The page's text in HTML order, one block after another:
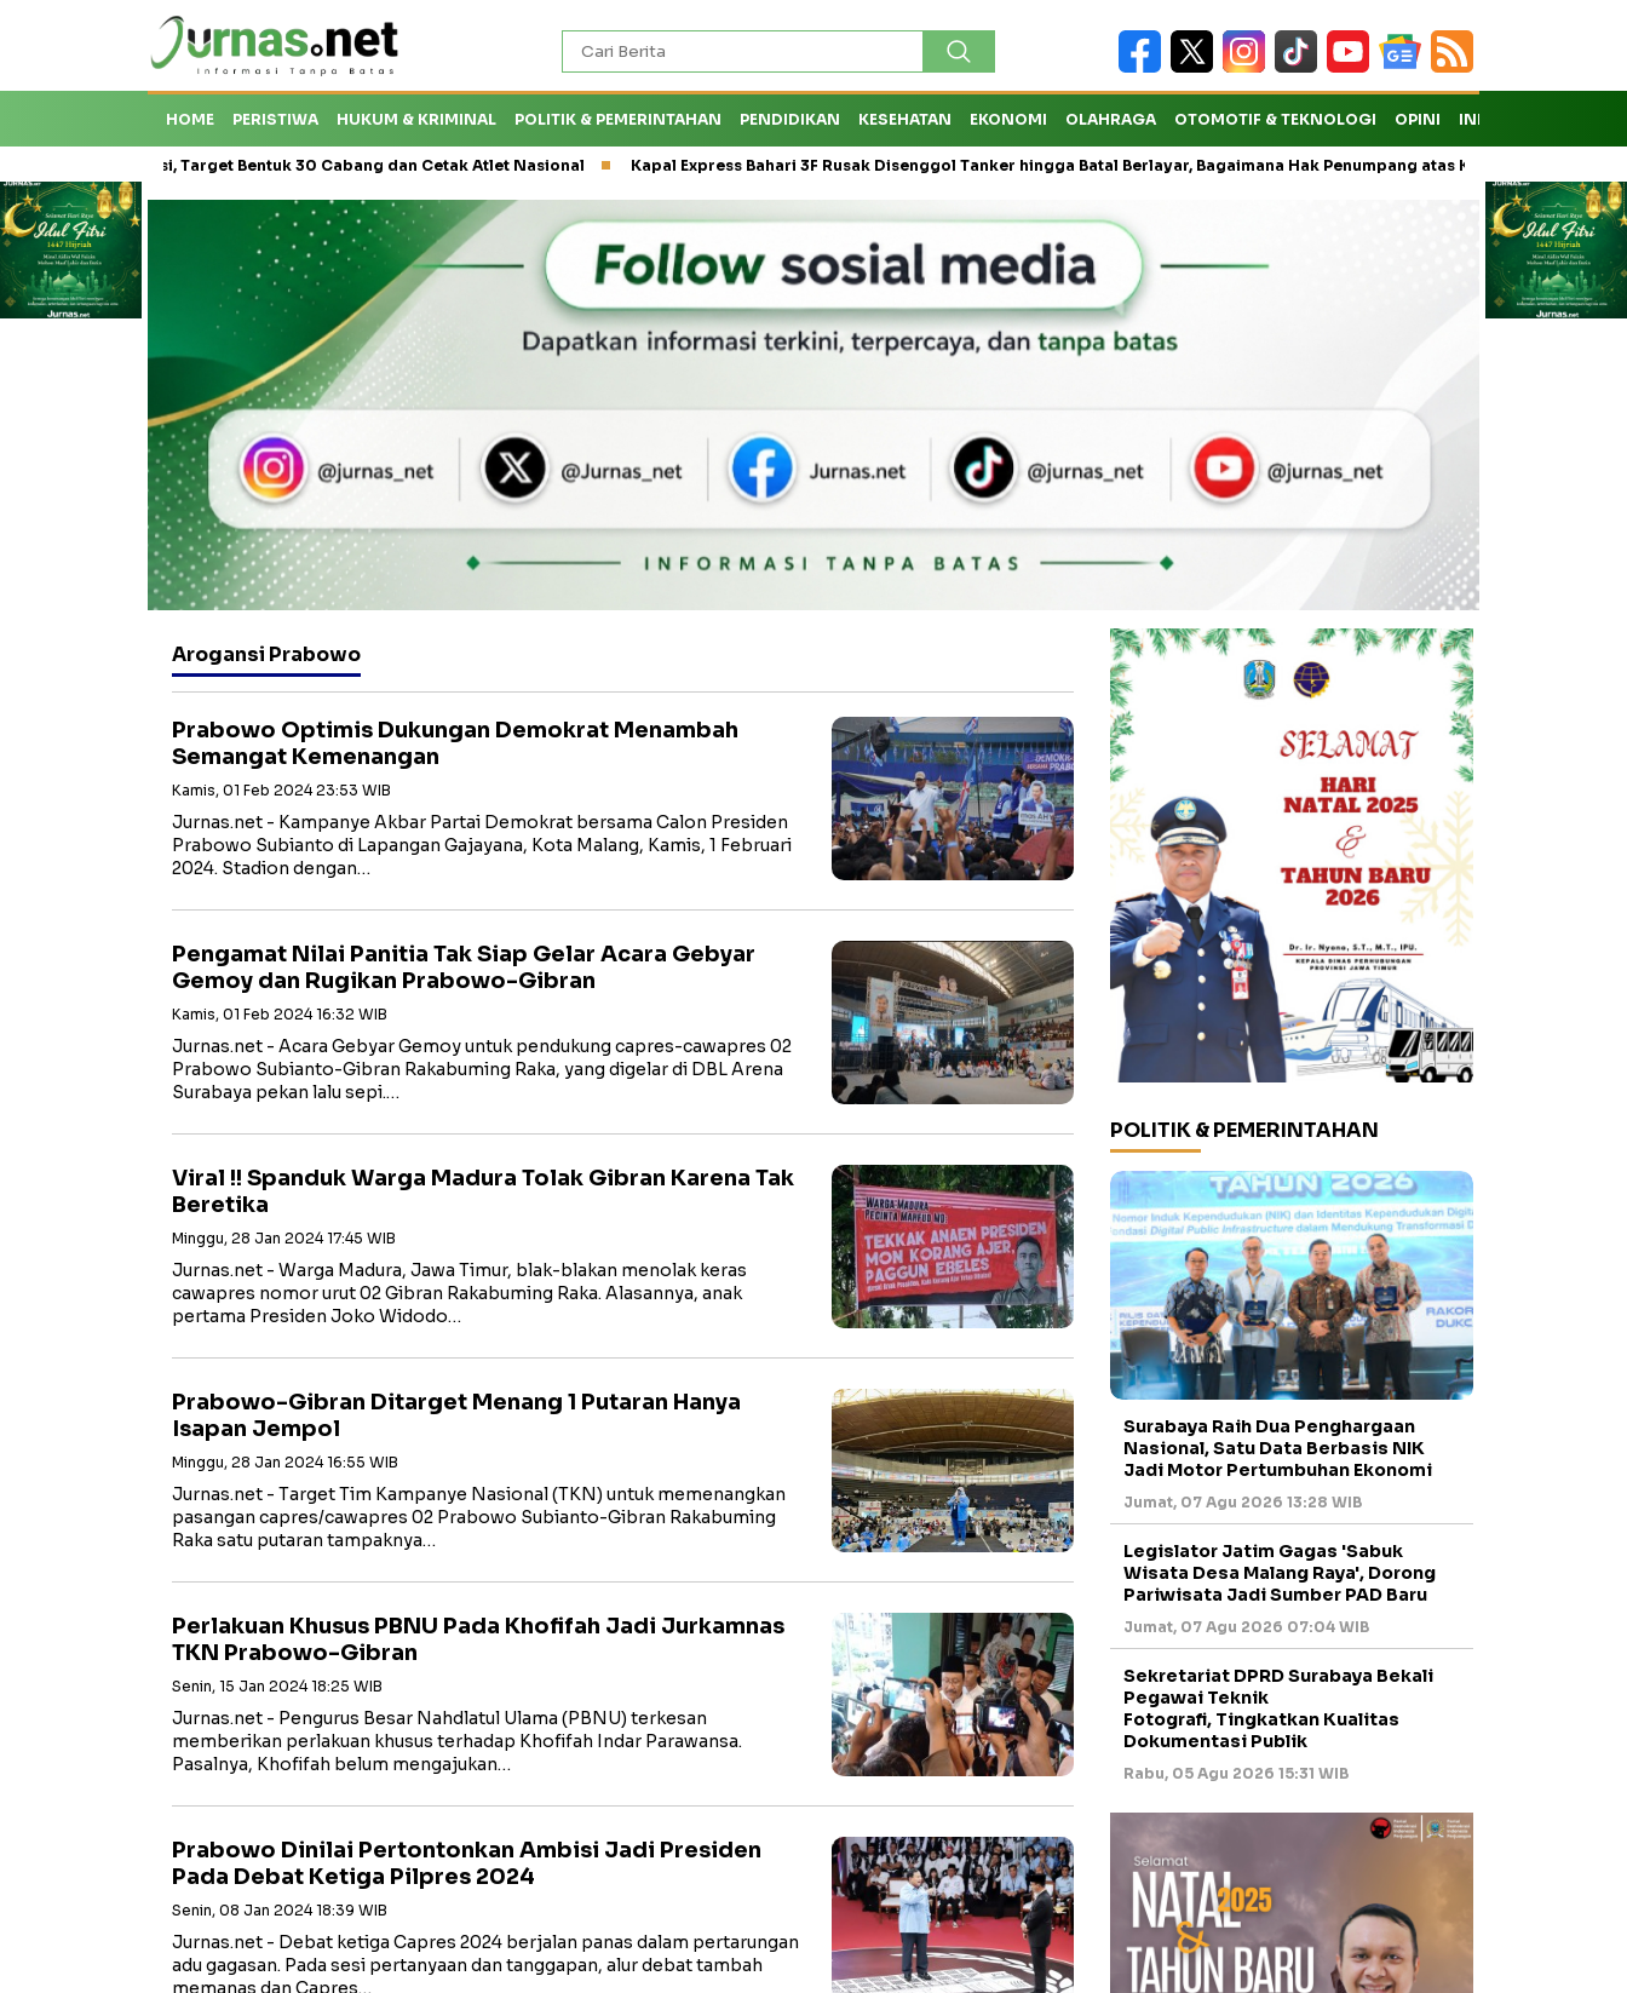
HOME PERISTIWA HUKUM & KRIMINAL POLITIK & PEMERINTAHAN PENDIDIKAN KESEHATAN EKONOMI OLAHRAGA OTOMOTIF & TEKNOLOGI OPINI INDEKS
Target Bentuk 30 Cabang dan Cetak Atlet Nasional Kapal Express Bahari 3F Rusak Disenggol Tanker hingga Batal Berlayar, Bagaimana Hak Penumpang atas Kompensasi?
Arogansi Prabowo
Prabowo Optimis Dukungan Demokrat Menambah
Semangat Kemenangan
Kamis, 01 Feb 2024 23:53 WIB
Jurnas.net - Kampanye Akbar Partai Demokrat bersama Calon Presiden
Prabowo Subianto di Lapangan Gajayana, Kota Malang, Kamis, 1 Februari
2024. Stadion dengan…
Pengamat Nilai Panitia Tak Siap Gelar Acara Gebyar
Gemoy dan Rugikan Prabowo-Gibran
Kamis, 01 Feb 2024 16:32 WIB
Jurnas.net - Acara Gebyar Gemoy untuk pendukung capres-cawapres 02
Prabowo Subianto-Gibran Rakabuming Raka, yang digelar di DBL Arena
Surabaya pekan lalu sepi.…
Viral !! Spanduk Warga Madura Tolak Gibran Karena Tak
Beretika
Minggu, 28 Jan 2024 17:45 WIB
Jurnas.net - Warga Madura, Jawa Timur, blak-blakan menolak keras
cawapres nomor urut 02 Gibran Rakabuming Raka. Alasannya, anak
pertama Presiden Joko Widodo…
Prabowo-Gibran Ditarget Menang 1 Putaran Hanya
Isapan Jempol
Minggu, 28 Jan 2024 16:55 WIB
Jurnas.net - Target Tim Kampanye Nasional (TKN) untuk memenangkan
pasangan capres/cawapres 02 Prabowo Subianto-Gibran Rakabuming
Raka satu putaran tampaknya…
Perlakuan Khusus PBNU Pada Khofifah Jadi Jurkamnas
TKN Prabowo-Gibran
Senin, 15 Jan 2024 18:25 WIB
Jurnas.net - Pengurus Besar Nahdlatul Ulama (PBNU) terkesan
memberikan perlakuan khusus terhadap Khofifah Indar Parawansa.
Pasalnya, Khofifah belum mengajukan…
Prabowo Dinilai Pertontonkan Ambisi Jadi Presiden
Pada Debat Ketiga Pilpres 2024
Senin, 08 Jan 2024 18:39 WIB
Jurnas.net - Debat ketiga Capres 2024 berjalan panas dalam pertarungan
adu gagasan. Pada sesi pertanyaan dan tanggapan, alur debat tambah
POLITIK & PEMERINTAHAN
Surabaya Raih Dua Penghargaan
Nasional, Satu Data Berbasis NIK
Jadi Motor Pertumbuhan Ekonomi
Jumat, 07 Agu 2026 13:28 WIB
Legislator Jatim Gagas 'Sabuk
Wisata Desa Malang Raya', Dorong
Pariwisata Jadi Sumber PAD Baru
Jumat, 07 Agu 2026 07:04 WIB
Sekretariat DPRD Surabaya Bekali
Pegawai Teknik
Fotografi, Tingkatkan Kualitas
Dokumentasi Publik
Rabu, 05 Agu 2026 15:31 WIB